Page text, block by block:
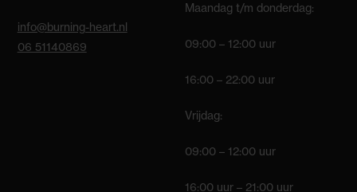
info@burning-heart.nl
06 51140869
Maandag t/m donderdag:
09:00 – 12:00 uur
16:00 – 22:00 uur
Vrijdag:
09:00 – 12:00 uur
16:00 uur – 21:00 uur